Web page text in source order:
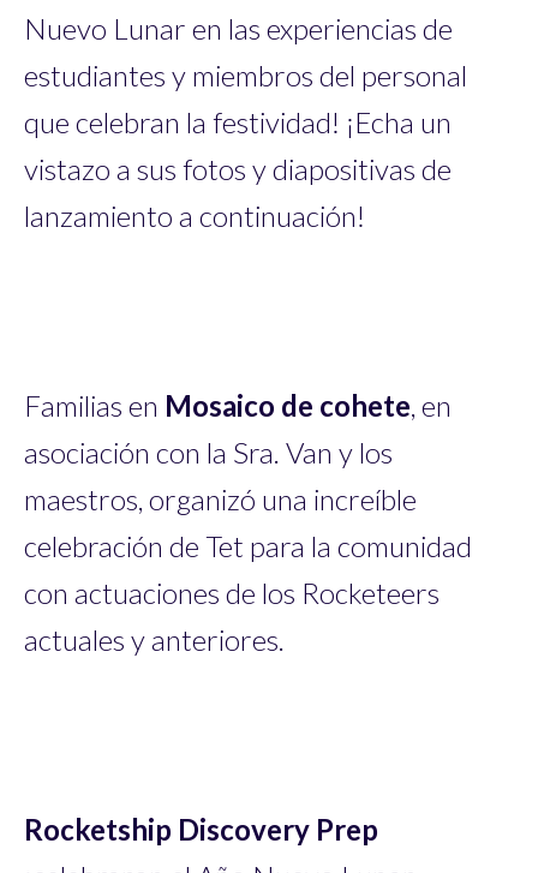
Nuevo Lunar en las experiencias de
estudiantes y miembros del personal
que celebran la festividad! ¡Echa un
vistazo a sus fotos y diapositivas de
lanzamiento a continuación!
Familias en Mosaico de cohete, en
asociación con la Sra. Van y los
maestros, organizó una increíble
celebración de Tet para la comunidad
con actuaciones de los Rocketeers
actuales y anteriores.
Rocketship Discovery Prep